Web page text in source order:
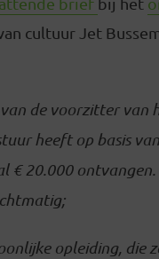
cultuur Jet
de voorzitter van
heeft op basis
€ 20.000 ontvangen.
opleiding, die